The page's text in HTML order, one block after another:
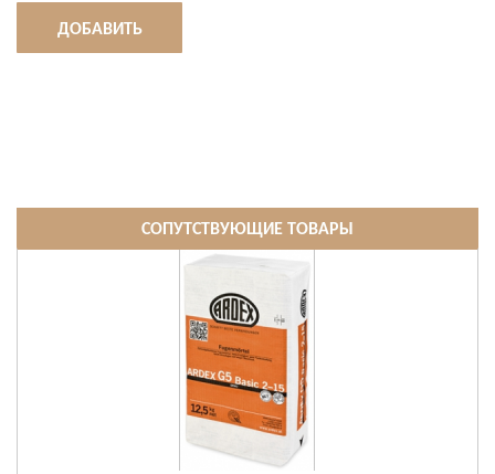
ДОБАВИТЬ
СОПУТСТВУЮЩИЕ ТОВАРЫ